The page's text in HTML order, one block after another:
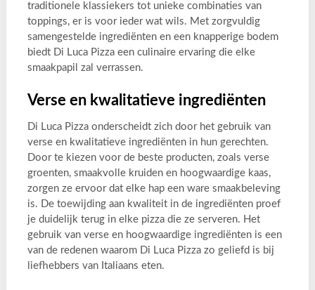
traditionele klassiekers tot unieke combinaties van
toppings, er is voor ieder wat wils. Met zorgvuldig
samengestelde ingrediënten en een knapperige bodem
biedt Di Luca Pizza een culinaire ervaring die elke
smaakpapil zal verrassen.
Verse en kwalitatieve ingrediënten
Di Luca Pizza onderscheidt zich door het gebruik van
verse en kwalitatieve ingrediënten in hun gerechten.
Door te kiezen voor de beste producten, zoals verse
groenten, smaakvolle kruiden en hoogwaardige kaas,
zorgen ze ervoor dat elke hap een ware smaakbeleving
is. De toewijding aan kwaliteit in de ingrediënten proef
je duidelijk terug in elke pizza die ze serveren. Het
gebruik van verse en hoogwaardige ingrediënten is een
van de redenen waarom Di Luca Pizza zo geliefd is bij
liefhebbers van Italiaans eten.